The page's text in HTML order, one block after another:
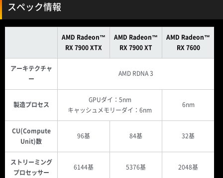
スペック情報
AMD Radeon™
RX 7900 XTX
AMD Radeon™
RX 7900 XT
AMD Radeon™
RX 7600
アーキテクチャ
ー
AMD RDNA 3
製造プロセス
GPUダイ：5nm
キャッシュメモリーダイ：6nm
6nm
CU(Compute
Unit)数
96基 84基 32基
ストリーミング
プロセッサー
6144基 5376基 2048基